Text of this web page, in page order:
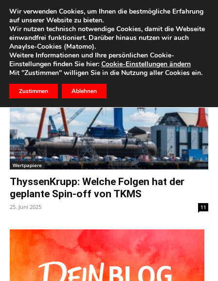
Start Schlagworte TKMS
Schlagwort: TKMS
Wertpapiere
ThyssenKrupp: Welche Folgen hat der
geplante Spin-off von TKMS
25. Juni 2025 11
Wir verwenden Cookies, um Ihnen die bestmögliche Erfahrung
auf unserer Website zu bieten.
Wir nutzen technisch notwendige Cookies, damit die Webseite
einwandfrei funktioniert. Darüber hinaus nutzen wir auch
Anaylse-Cookies (Matomo).
Weitere Informationen und Ihre persönlichen Cookie-
Einstellungen finden Sie hier: Cookie-Einstellungen ändern
Mit "Zustimmen" willigen Sie in die Nutzung aller Cookies ein.
Zustimmen Ablehnen